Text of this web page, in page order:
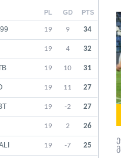
PL GD PTS
19 9 34
19 4 32
19 10 31
19 11 27
19 -2 27
19 2 26
19 -7 25